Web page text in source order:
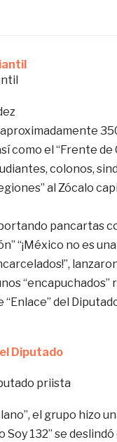
aproximadamente
como el “Frente
colonos,
al Zócalo
pancartas
“¡México no es
del
priista
el grupo hizo
132” se